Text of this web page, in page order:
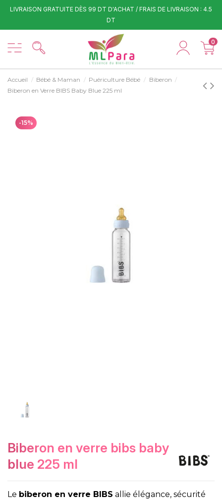
LIVRAISON GRATUITE DÈS 99 DT D'ACHAT / FRAIS DE LIVRAISON : 4.5
DT
0
Accueil Bébé & Maman Puériculture Bébé
Biberon
Biberon en Verre BIBS Baby Blue 225 ml
-15%
biberon en verre bibs baby
blue 225 ml
Le biberon en verre BIBS allie élégance, sécurité